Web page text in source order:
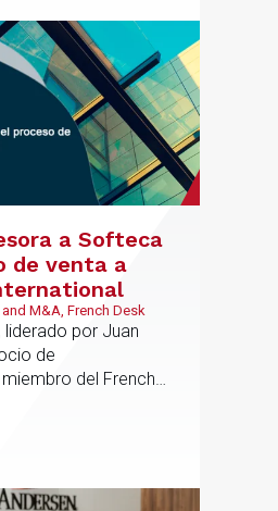
a Softeca
de venta a
M&A, French Desk
liderado por Juan
de
del French
los sectores